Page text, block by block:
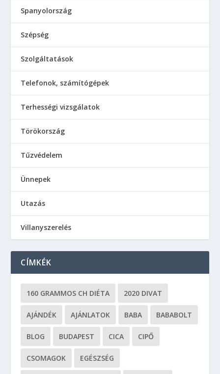
Spanyolország
Szépség
Szolgáltatások
Telefonok, számítógépek
Terhességi vizsgálatok
Törökország
Tűzvédelem
Ünnepek
Utazás
Villanyszerelés
CÍMKÉK
160 GRAMMOS CH DIÉTA 2020 DIVAT
AJÁNDÉK AJÁNLATOK BABA BABABOLT
BLOG BUDAPEST CICA CIPŐ
CSOMAGOK EGÉSZSÉG